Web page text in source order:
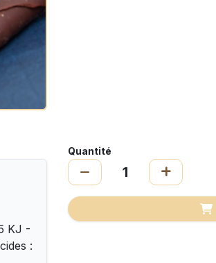
KJ -
:
Quantité